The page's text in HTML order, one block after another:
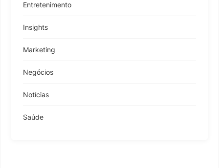
Entretenimento
Insights
Marketing
Negócios
Notícias
Saúde